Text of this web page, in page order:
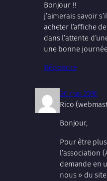
Bonjour !!
j’aimerais savoir
acheter l’affiche de
dans l’attente
une bonne
Répondre
26 mai 2016
Rico
Bonjour,
Pour être
l’association
demande en
nous » du